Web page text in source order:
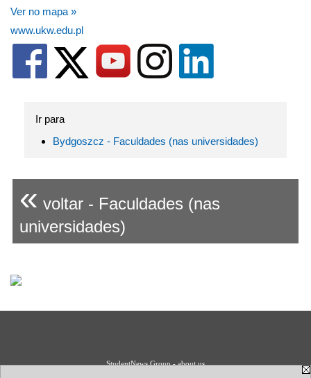
Ver no mapa »
www.ukw.edu.pl
Ir para
Bydgoszcz - Faculdades (nas universidades)
« voltar - Faculdades (nas
universidades)
StudentNews Group - about us